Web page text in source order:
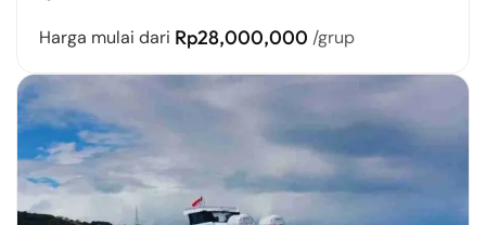
Harga mulai dari Rp28,000,000 /grup